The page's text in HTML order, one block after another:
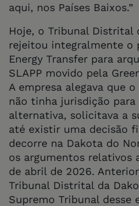
aqui, nos Países Baixos.”
Hoje, o Tribunal Distrital
rejeitou integralmente o
Energy Transfer para
SLAPP movido pela
A empresa alegava que
não tinha jurisdição para
alternativa, solicitava a
até existir uma decisão
decorre na Dakota do
os argumentos relativos
de abril de 2026.
Tribunal Distrital da
Supremo Tribunal desse